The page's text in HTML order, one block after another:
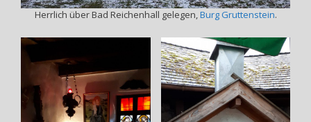
Herrlich über Bad Reichenhall gelegen,Burg Gruttenstein.